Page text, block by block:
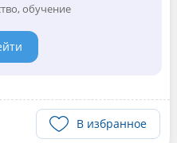
обучение
В избранное